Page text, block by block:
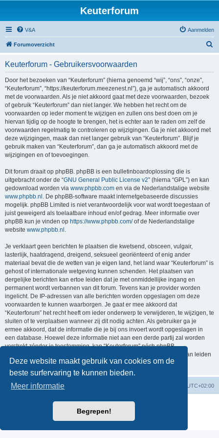
Deze website maakt gebruik van cookies om de
beste surfervaring te kunnen bieden.
Meer informatie
Begrepen!
Keuterforum
V&A Aanmelden
Forumoverzicht
Keuterforum - Gebruikersvoorwaarden
Door het bezoeken van “Keuterforum” (hierna genoemd “wij”, “ons”, “onze”,
“Keuterforum”, “https://keuterforum.meezenest.nl”), ga je automatisch akkoord
met de voorwaarden. Als je niet akkoord gaat met deze voorwaarden, bezoek
of gebruik “Keuterforum” dan niet langer. We hebben het recht om de
voorwaarden op ieder moment te wijzigen en zullen ons best doen om je
hiervan tijdig op de hoogte te brengen, het is echter aan te raden om zelf de
voorwaarden regelmatig te controleren op wijzigingen. Ga je niet akkoord met
deze wijzigingen, maak dan niet langer gebruik van “Keuterforum”. Blijf je
gebruik maken van “Keuterforum”, dan ga je automatisch akkoord met de
wijzigingen en of toevoegingen.
Dit forum draait op phpBB. phpBB is een bulletinboardoplossing die is
uitgebracht onder de “GNU General Public License v2” (hierna “GPL”) en kan
gedownload worden via www.phpbb.com en via de Nederlandstalige website
www.phpbb.nl . De phpBB-software maakt internetgebaseerde discussies
mogelijk. phpBB Limited is niet verantwoordelijk voor wat wordt toegestaan of
juist geweigerd als toelaatbare inhoud en/of gedrag. Meer informatie over
phpBB kun je vinden op https://www.phpbb.com/of de Nederlandstalige
website www.phpbb.nl .
Je verklaart geen berichten te plaatsen die kwetsend, obsceen, vulgair,
lasterlijk, haatdragend, dreigend, seksueel georiënteerd of enig ander
materiaal bevat die de wetten van je eigen land, het land waar “Keuterforum” is
gehost of internationale wetgeving kunnen schenden. Het plaatsen van
dergelijke berichten kan ertoe leiden dat je met onmiddellijke ingang en
permanent wordt verbannen van dit forum. Tevens kan je provider worden
ingelicht. De IP-adressen van alle berichten worden opgeslagen om deze
voorwaarden te kunnen waarborgen. Je gaat er mee akkoord dat
“Keuterforum” het recht heeft om ieder onderwerp te verwijderen, te wijzigen, te
sluiten of te verplaatsen wanneer zij dit nodig achten. Als gebruiker ga je
ermee akkoord, dat de informatie die je bij ons invoert wordt opgeslagen in
een database. Hoewel deze informatie niet aan een derde partij zal worden
verstrekt zónder je toestemming, kan “Keuterforum” nóch phpBB
verantwoordelijk worden gehouden voor een hackpoging die ertoe kan leiden
dat de gegevens vrijkomen.
Forumoverzicht UTC+02:00
Powered byphpBB® Forum Software © phpBB Limited
Nederlandse vertaling door
Privacy|Gebruikersvoorwaarden